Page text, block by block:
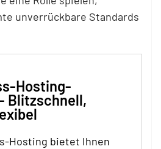
unverrückbare Standards
Hosting-
Blitzschnell,
Hosting bietet Ihnen